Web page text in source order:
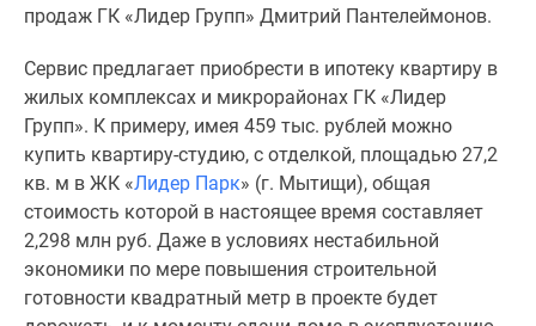
карте
Ипотечный
калькулятор
Семейная
ипотека
Военная
ипотека
Банки
программы
Медиа
продаж ГК «Лидер Групп» Дмитрий Пантелеймонов.
Сервис предлагает приобрести в ипотеку квартиру в
жилых комплексах и микрорайонах ГК «Лидер
Групп». К примеру, имея 459 тыс. рублей можно
купить квартиру-студию, с отделкой, площадью 27,2
кв. м в ЖК «Лидер Парк» (г. Мытищи), общая
стоимость которой в настоящее время составляет
2,298 млн руб. Даже в условиях нестабильной
экономики по мере повышения строительной
готовности квадратный метр в проекте будет